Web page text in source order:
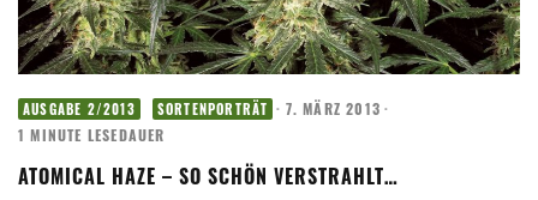
AUSGABE 2/2013 SORTENPORTRÄT · 7. MÄRZ 2013 ·
1 MINUTE LESEDAUER
ATOMICAL HAZE – SO SCHÖN VERSTRAHLT…